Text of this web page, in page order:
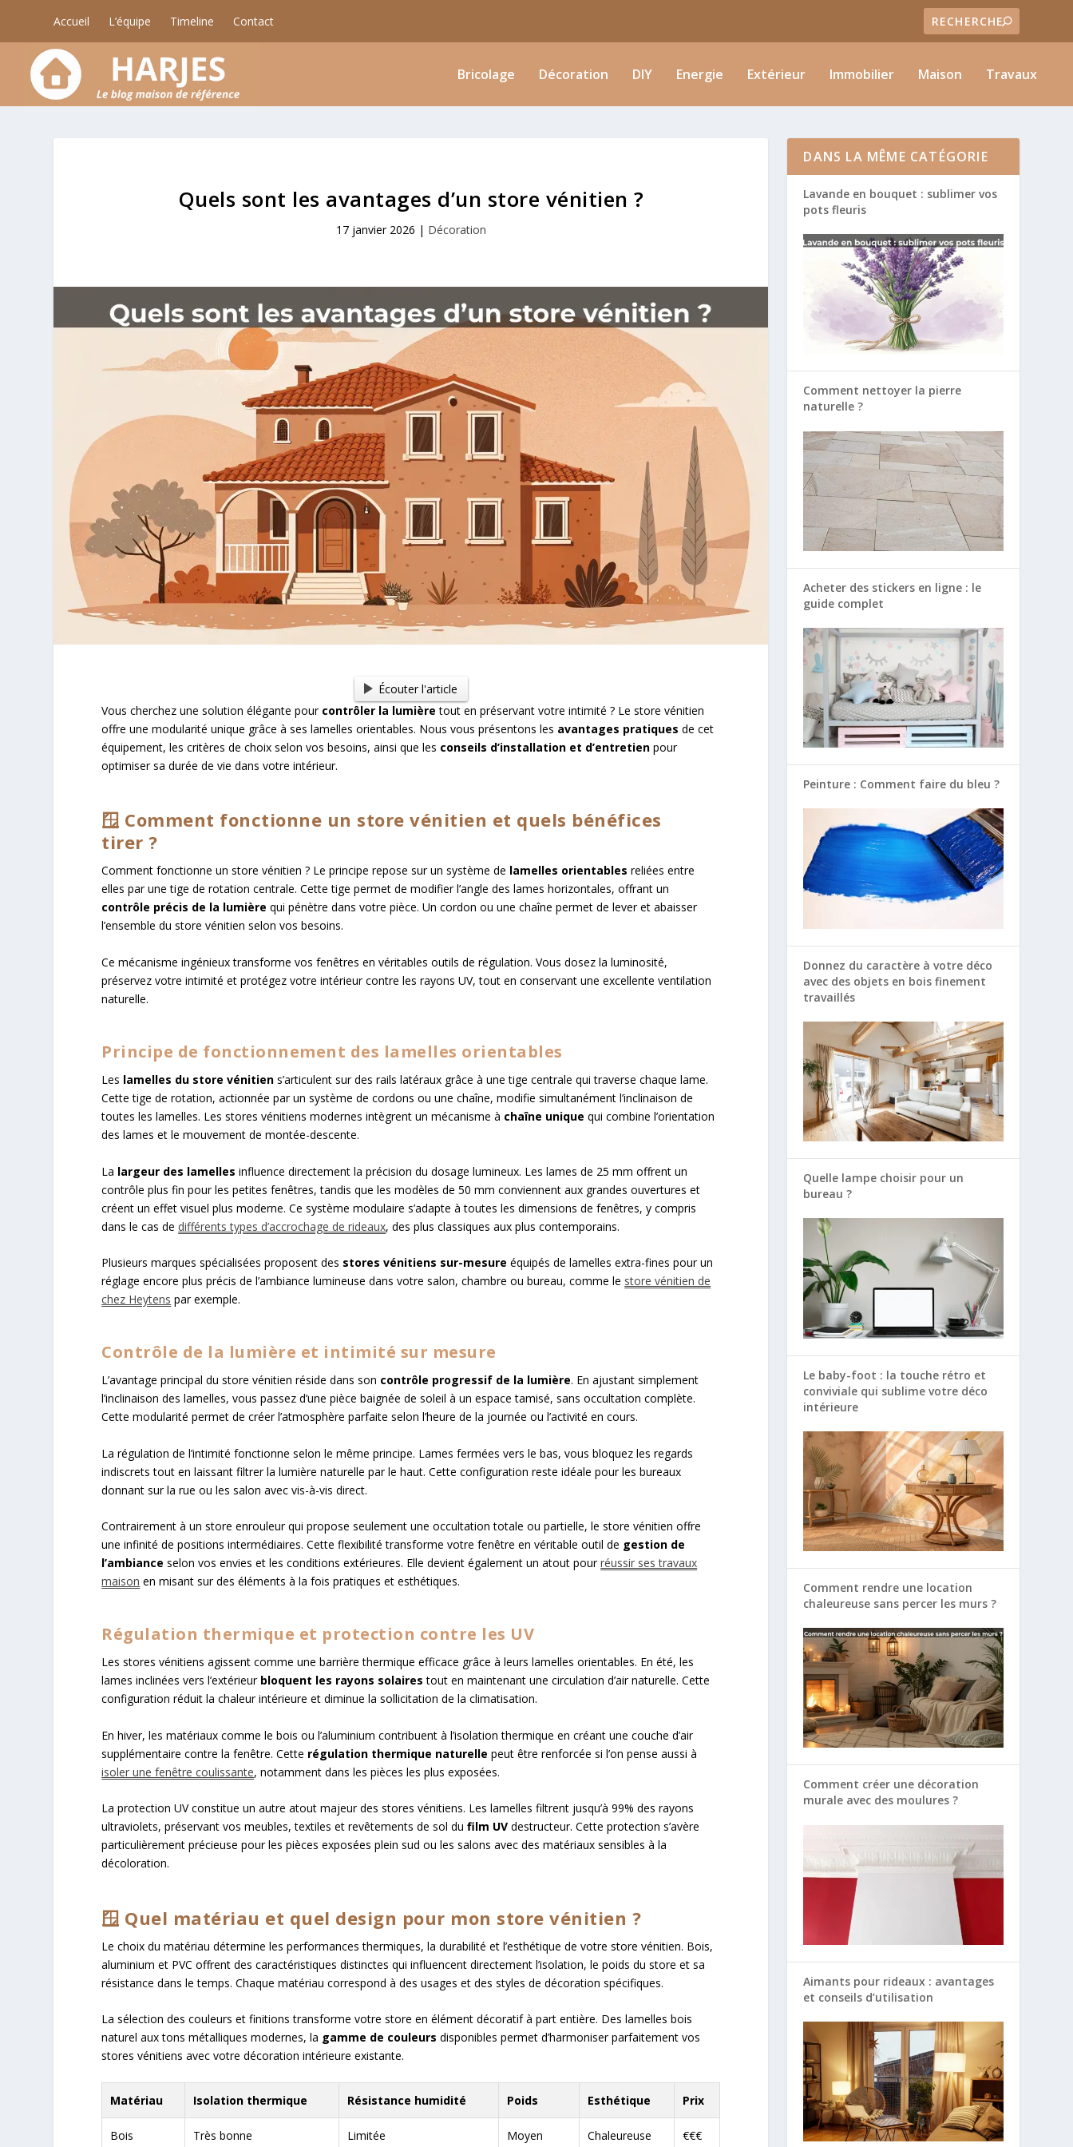
Accueil L’équipe Timeline Contact
Bricolage Décoration DIY Energie Extérieur Immobilier Maison Travaux
Quels sont les avantages d’un store vénitien ?
17 janvier 2026 | Décoration
Écouter l'article
Vous cherchez une solution élégante pour contrôler la lumière tout en préservant votre intimité ? Le store vénitien
offre une modularité unique grâce à ses lamelles orientables. Nous vous présentons les avantages pratiques de cet
équipement, les critères de choix selon vos besoins, ainsi que les conseils d’installation et d’entretien pour
optimiser sa durée de vie dans votre intérieur.
🪟 Comment fonctionne un store vénitien et quels bénéfices
tirer ?
Comment fonctionne un store vénitien ? Le principe repose sur un système de lamelles orientables reliées entre
elles par une tige de rotation centrale. Cette tige permet de modifier l’angle des lames horizontales, offrant un
contrôle précis de la lumière qui pénètre dans votre pièce. Un cordon ou une chaîne permet de lever et abaisser
l’ensemble du store vénitien selon vos besoins.
Ce mécanisme ingénieux transforme vos fenêtres en véritables outils de régulation. Vous dosez la luminosité,
préservez votre intimité et protégez votre intérieur contre les rayons UV, tout en conservant une excellente ventilation
naturelle.
Principe de fonctionnement des lamelles orientables
Les lamelles du store vénitien s’articulent sur des rails latéraux grâce à une tige centrale qui traverse chaque lame.
Cette tige de rotation, actionnée par un système de cordons ou une chaîne, modifie simultanément l’inclinaison de
toutes les lamelles. Les stores vénitiens modernes intègrent un mécanisme à chaîne unique qui combine l’orientation
des lames et le mouvement de montée-descente.
La largeur des lamelles influence directement la précision du dosage lumineux. Les lames de 25 mm offrent un
contrôle plus fin pour les petites fenêtres, tandis que les modèles de 50 mm conviennent aux grandes ouvertures et
créent un effet visuel plus moderne. Ce système modulaire s’adapte à toutes les dimensions de fenêtres, y compris
dans le cas de différents types d’accrochage de rideaux, des plus classiques aux plus contemporains.
Plusieurs marques spécialisées proposent des stores vénitiens sur-mesure équipés de lamelles extra-fines pour un
réglage encore plus précis de l’ambiance lumineuse dans votre salon, chambre ou bureau, comme le store vénitien de
chez Heytens par exemple.
Contrôle de la lumière et intimité sur mesure
L’avantage principal du store vénitien réside dans son contrôle progressif de la lumière. En ajustant simplement
l’inclinaison des lamelles, vous passez d’une pièce baignée de soleil à un espace tamisé, sans occultation complète.
Cette modularité permet de créer l’atmosphère parfaite selon l’heure de la journée ou l’activité en cours.
La régulation de l’intimité fonctionne selon le même principe. Lames fermées vers le bas, vous bloquez les regards
indiscrets tout en laissant filtrer la lumière naturelle par le haut. Cette configuration reste idéale pour les bureaux
donnant sur la rue ou les salon avec vis-à-vis direct.
Contrairement à un store enrouleur qui propose seulement une occultation totale ou partielle, le store vénitien offre
une infinité de positions intermédiaires. Cette flexibilité transforme votre fenêtre en véritable outil de gestion de
l’ambiance selon vos envies et les conditions extérieures. Elle devient également un atout pourréussir ses travaux
maison en misant sur des éléments à la fois pratiques et esthétiques.
Régulation thermique et protection contre les UV
Les stores vénitiens agissent comme une barrière thermique efficace grâce à leurs lamelles orientables. En été, les
lames inclinées vers l’extérieur bloquent les rayons solaires tout en maintenant une circulation d’air naturelle. Cette
configuration réduit la chaleur intérieure et diminue la sollicitation de la climatisation.
En hiver, les matériaux comme le bois ou l’aluminium contribuent à l’isolation thermique en créant une couche d’air
supplémentaire contre la fenêtre. Cette régulation thermique naturelle peut être renforcée si l’on pense aussi à
isoler une fenêtre coulissante, notamment dans les pièces les plus exposées.
La protection UV constitue un autre atout majeur des stores vénitiens. Les lamelles filtrent jusqu’à 99% des rayons
ultraviolets, préservant vos meubles, textiles et revêtements de sol dufilm UV destructeur. Cette protection s’avère
particulièrement précieuse pour les pièces exposées plein sud ou les salons avec des matériaux sensibles à la
décoloration.
🪟 Quel matériau et quel design pour mon store vénitien ?
Le choix du matériau détermine les performances thermiques, la durabilité et l’esthétique de votre store vénitien. Bois,
aluminium et PVC offrent des caractéristiques distinctes qui influencent directement l’isolation, le poids du store et sa
résistance dans le temps. Chaque matériau correspond à des usages et des styles de décoration spécifiques.
La sélection des couleurs et finitions transforme votre store en élément décoratif à part entière. Des lamelles bois
naturel aux tons métalliques modernes, la gamme de couleurs disponibles permet d’harmoniser parfaitement vos
stores vénitiens avec votre décoration intérieure existante.
Matériau Isolation thermique Résistance humidité Poids Esthétique Prix
Bois Très bonne Limitée Moyen Chaleureuse €€€
DANS LA MÊME CATÉGORIE
Lavande en bouquet : sublimer vos
pots fleuris
Comment nettoyer la pierre
naturelle ?
Acheter des stickers en ligne : le
guide complet
Peinture : Comment faire du bleu ?
Donnez du caractère à votre déco
avec des objets en bois finement
travaillés
Quelle lampe choisir pour un
bureau ?
Le baby-foot : la touche rétro et
conviviale qui sublime votre déco
intérieure
Comment rendre une location
chaleureuse sans percer les murs ?
Comment créer une décoration
murale avec des moulures ?
Aimants pour rideaux : avantages
et conseils d’utilisation